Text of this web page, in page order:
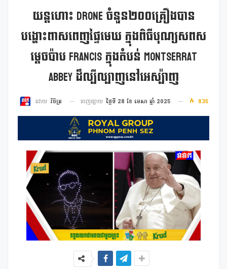
យន្តហោះ Drone ចំនួន២០០គ្រឿងបាន
បង្ហោះពាសពេញផ្ទៃមេឃ ក្នុងពិធីបុណ្យសពស
ម្តេចប៉ាប Francis ក្នុងតំបន់ Montserrat
Abbey ដ៏ល្បីល្បាញនៅអេស្ប៉ាញ
ដោយ វិចិត្រ ចេញផ្សាយ ថ្ងៃទី 28 ខែ មេសា ឆ្នាំ 2025 835